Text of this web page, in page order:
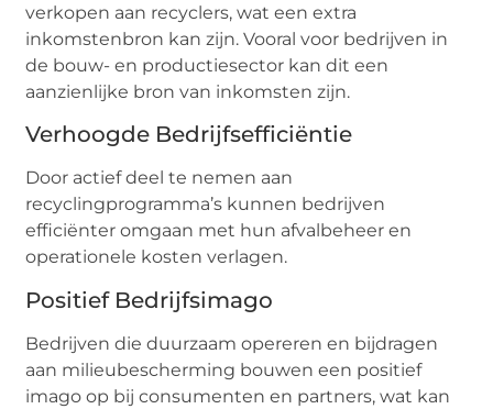
verkopen aan recyclers, wat een extra
inkomstenbron kan zijn. Vooral voor bedrijven in
de bouw- en productiesector kan dit een
aanzienlijke bron van inkomsten zijn.
Verhoogde Bedrijfsefficiëntie
Door actief deel te nemen aan
recyclingprogramma’s kunnen bedrijven
efficiënter omgaan met hun afvalbeheer en
operationele kosten verlagen.
Positief Bedrijfsimago
Bedrijven die duurzaam opereren en bijdragen
aan milieubescherming bouwen een positief
imago op bij consumenten en partners, wat kan